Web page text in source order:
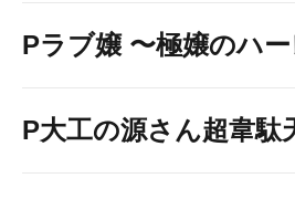
Pラブ嬢 〜極嬢のハ
P大工の源さん超韋駄